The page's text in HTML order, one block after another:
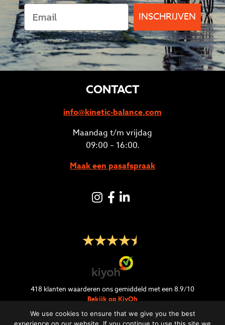
INSCHRIJVEN
CONTACT
info@kinetic-balance.com
Maandag t/m vrijdag
09:00 – 16:00.
Maak een pasafspraak
Instagram
Facebook
LinkedIN
418 klanten waarderen ons gemiddeld met een 8.9/10
Bekijk op KiyOh
We use cookies to ensure that we give you the best